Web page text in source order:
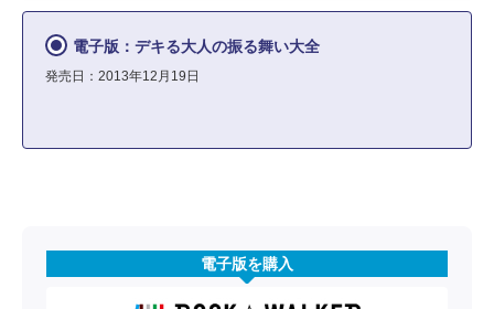
電子版：デキる大人の振る舞い大全
発売日：2013年12月19日
電子版を購入